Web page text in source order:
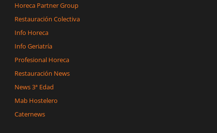
Horeca Partner Group
Restauración Colectiva
Info Horeca
Info Geriatría
Profesional Horeca
Restauración News
News 3ª Edad
Mab Hostelero
Caternews